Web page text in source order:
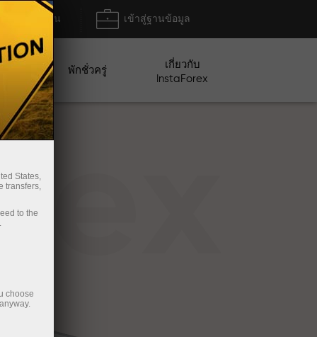
ฝาก/ถอน เข้าสู่ฐานข้อมูล
พักชั่วครู่
เกี่ยวกับ
InstaForex
States,
transfers,
to the
choose